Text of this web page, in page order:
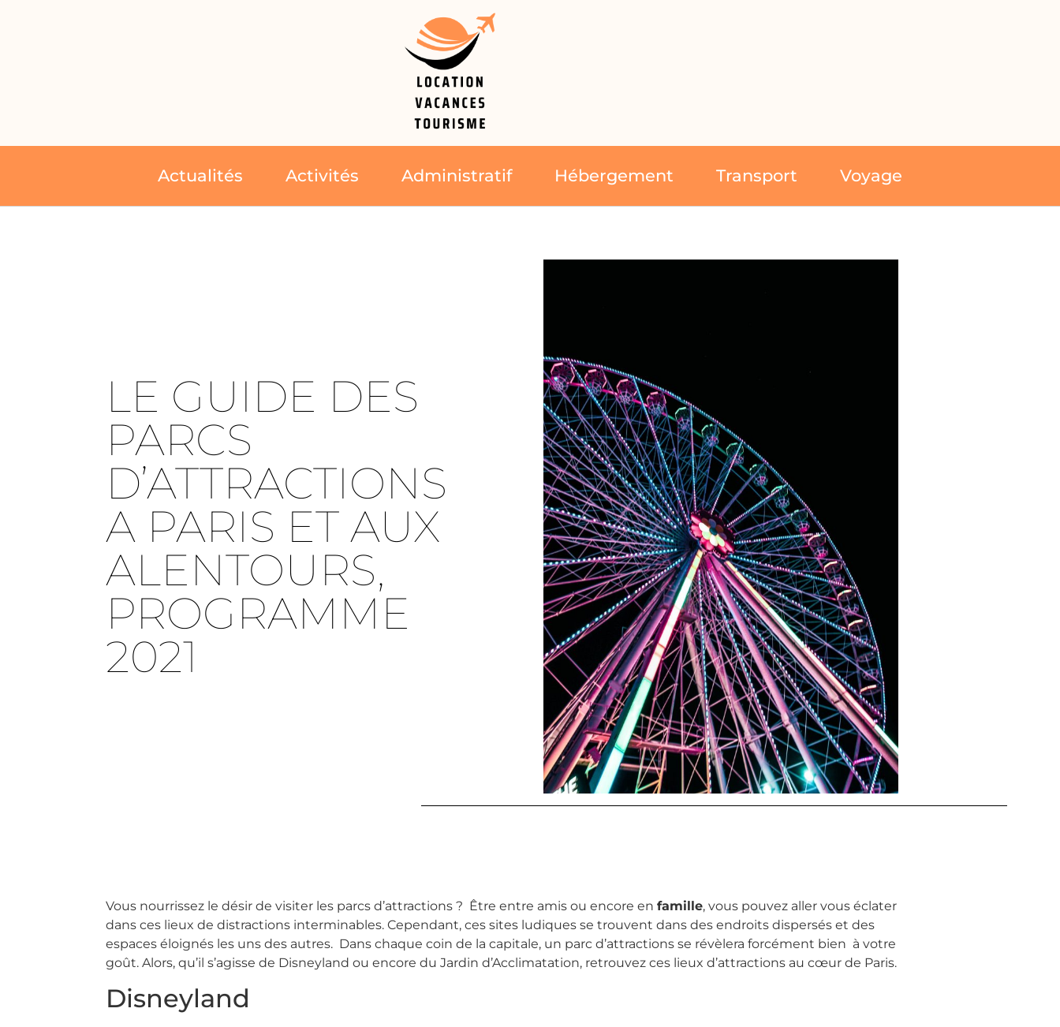
Actualités Activités Administratif Hébergement Transport Voyage
LE GUIDE DES
PARCS
D’ATTRACTIONS
A PARIS ET AUX
ALENTOURS,
PROGRAMME
2021
Vous nourrissez le désir de visiter les parcs d’attractions ? Être entre amis ou encore enfamille, vous pouvez aller vous éclater
dans ces lieux de distractions interminables. Cependant, ces sites ludiques se trouvent dans des endroits dispersés et des
espaces éloignés les uns des autres. Dans chaque coin de la capitale, un parc d’attractions se révèlera forcément bien à votre
goût. Alors, qu’il s’agisse de Disneyland ou encore du Jardin d’Acclimatation, retrouvez ces lieux d’attractions au cœur de Paris.
Disneyland